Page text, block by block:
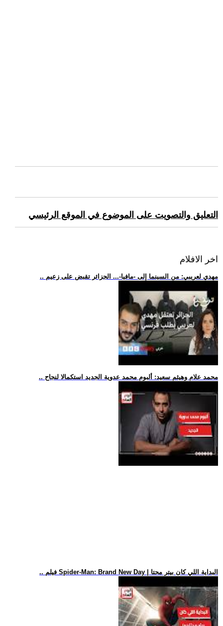
التعليق والتصويت على الموضوع في الموقع الرئيسي
اخر الافلام
.. مهدي لعريبي: من السينما إلى -مافيا-... الجزائر تقبض على زعيم
.. محمد علام وهيثم سعيد: ألبوم محمد عدوية الجديد استكمالا لنجاح
.. فيلم Spider-Man: Brand New Day | البداية اللي كان بيتر محتا